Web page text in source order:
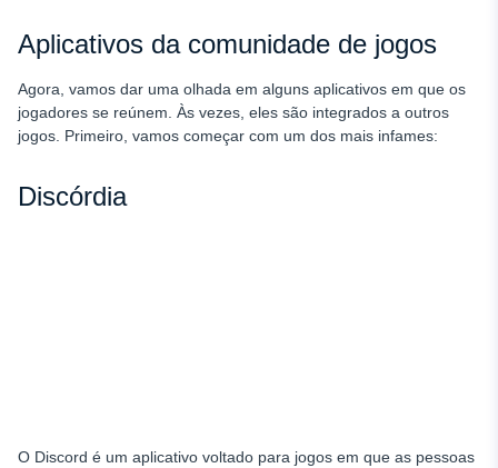
Aplicativos da comunidade de jogos
Agora, vamos dar uma olhada em alguns aplicativos em que os
jogadores se reúnem. Às vezes, eles são integrados a outros
jogos. Primeiro, vamos começar com um dos mais infames:
Discórdia
O Discord é um aplicativo voltado para jogos em que as pessoas